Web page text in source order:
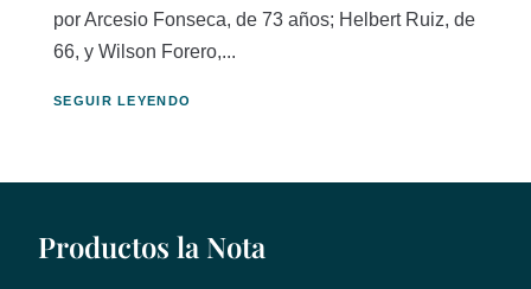
por Arcesio Fonseca, de 73 años; Helbert Ruiz, de
66, y Wilson Forero,...
SEGUIR LEYENDO
Productos la Nota